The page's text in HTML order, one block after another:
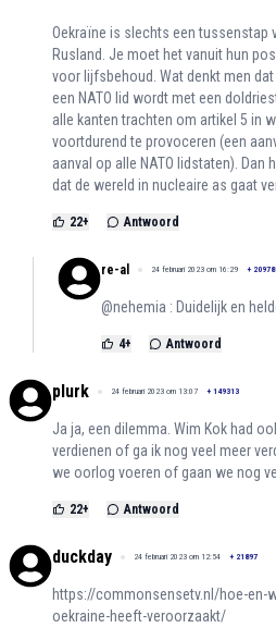
Oekraïne is slechts een tussenstap
Rusland. Je moet het vanuit hun
voor lijfsbehoud. Wat denkt men
een NATO lid wordt met een
alle kanten trachten om artikel 5 in
voortdurend te provoceren (een
aanval op alle NATO lidstaten). Dan
dat de wereld in nucleaire as gaat
22+ Antwoord
re-al 24 februari 2023 om 16:29 +
@nehemia : Duidelijk en
4+ Antwoord
plurk 24 februari 2023 om 13:07 + 149313
Ja ja, een dilemma. Wim Kok had
verdienen of ga ik nog veel meer
we oorlog voeren of gaan we nog
22+ Antwoord
duckday 24 februari 2023 om 12:54 + 21897
https://commonsensetv.nl/hoe-en-
oekraine-heeft-veroorzaakt/